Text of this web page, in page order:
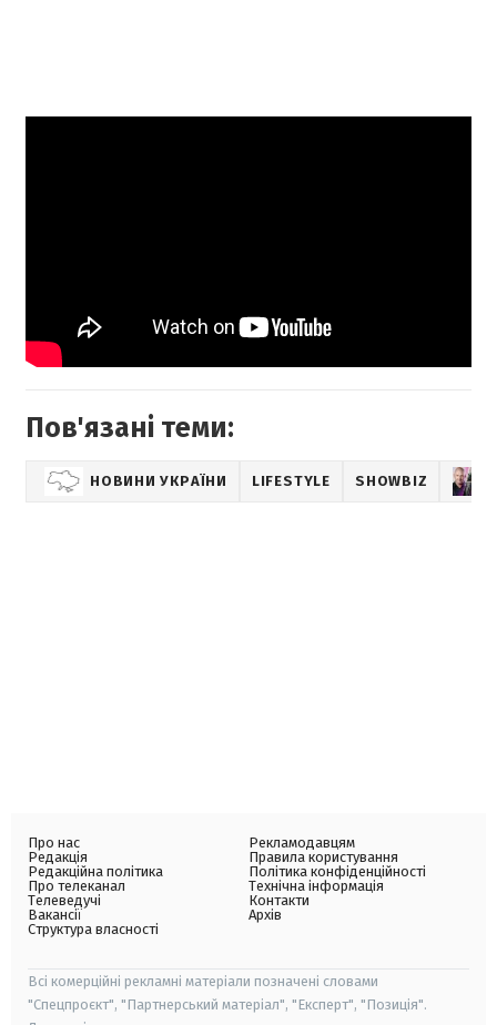
Пов'язані теми:
НОВИНИ УКРАЇНИ LIFESTYLE SHOWBIZ
Про нас
Редакція
Редакційна політика
Про телеканал
Телеведучі
Вакансії
Структура власності
Рекламодавцям
Правила користування
Політика конфіденційності
Технічна інформація
Контакти
Архів
Всі комерційні рекламні матеріали позначені словами
"Спецпроєкт", "Партнерський матеріал", "Експерт", "Позиція".